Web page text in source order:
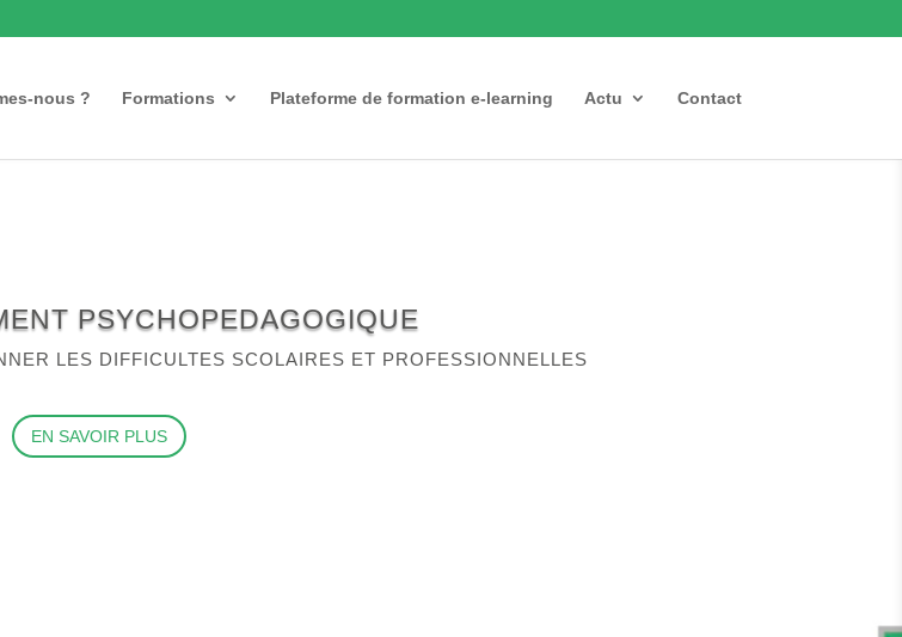
nous ? Formations Plateforme de formation e-learning Actu Contact
PSYCHOPEDAGOGIQUE
LES DIFFICULTES SCOLAIRES ET PROFESSIONNELLES
EN SAVOIR PLUS